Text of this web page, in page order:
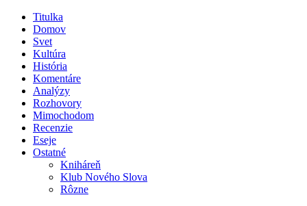
Titulka
Domov
Svet
Kultúra
História
Komentáre
Analýzy
Rozhovory
Mimochodom
Recenzie
Eseje
Ostatné
Kniháreň
Klub Nového Slova
Rôzne